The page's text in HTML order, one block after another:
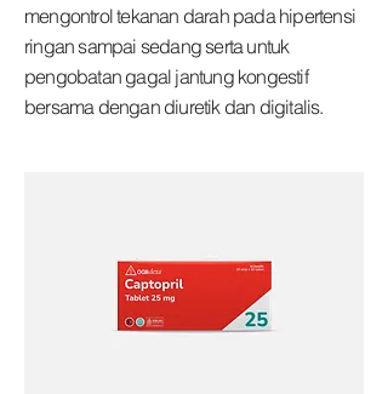
mengontrol tekanan darah pada hipertensi
ringan sampai sedang serta untuk
pengobatan gagal jantung kongestif
bersama dengan diuretik dan digitalis.